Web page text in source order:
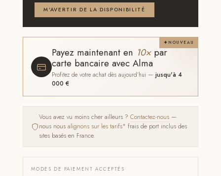
M'AVERTIR DE LA DISPONIBILITÉ
NOUVEAU
Payez maintenant en 10×par
carte bancaire avec Alma
Profitez de votre achat dès aujourd'hui —jusqu'à 4
000 €
Vous avez vu moins cher ailleurs ?Contactez-nous —
nous nousalignons sur les tarifs* frais de port inclus des
sites basés en France.
MODES DE PAIEMENT ACCEPTÉS